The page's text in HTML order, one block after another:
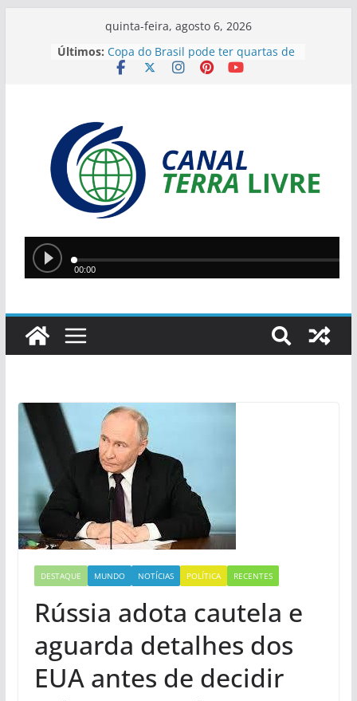
quinta-feira, agosto 6, 2026
Últimos: Copa do Brasil pode ter quartas de
final só com campeões
Quatro suspeitos são presos e
arsenal com sete armas é
apreendido em operação contra o
tráfico no Sul do Piauí
Centro de Desenvolvimento do
Futebol é inaugurado em Teresina
Polícia apreende haras e cavalos de
suspeito de aplicar golpe de R$ 2,4
DESTAQUE MUNDO NOTÍCIAS POLÍTICA RECENTES
Rússia adota cautela e
aguarda detalhes dos
EUA antes de decidir